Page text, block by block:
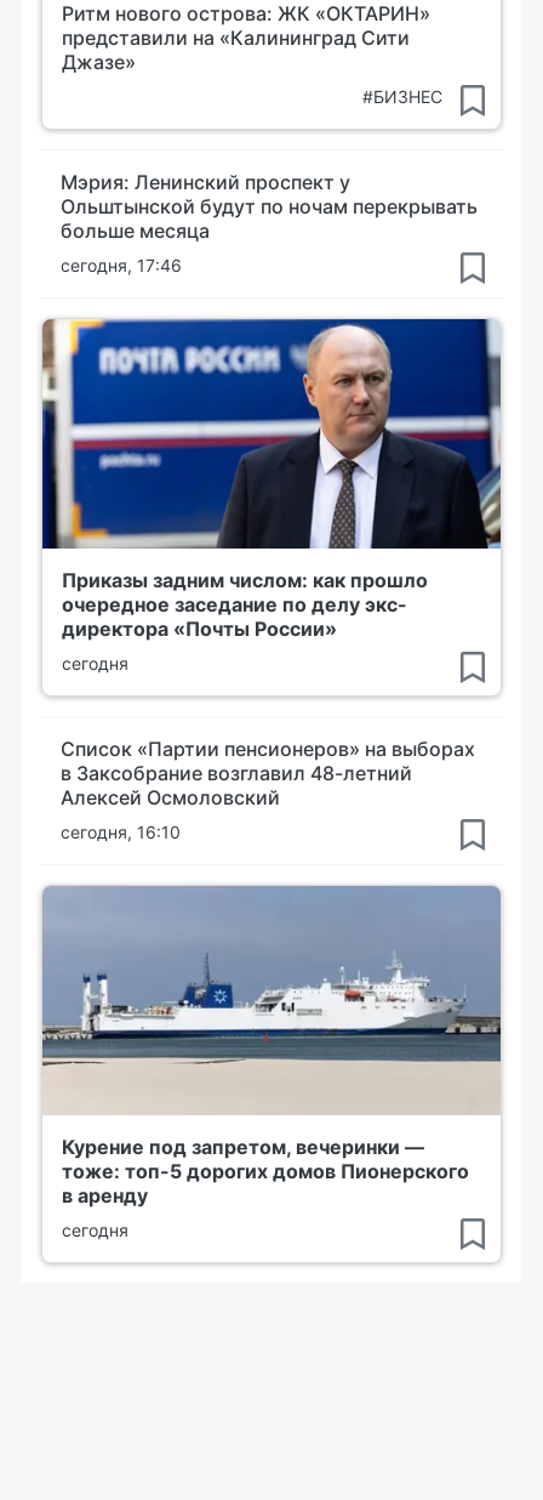
Ритм нового острова: ЖК «ОКТАРИН»
представили на «Калининград Сити
Джазе»
#БИЗНЕС
Мэрия: Ленинский проспект у
Ольштынской будут по ночам перекрывать
больше месяца
сегодня, 17:46
Приказы задним числом: как прошло
очередное заседание по делу экс-
директора «Почты России»
сегодня
Список «Партии пенсионеров» на выборах
в Заксобрание возглавил 48-летний
Алексей Осмоловский
сегодня, 16:10
Курение под запретом, вечеринки —
тоже: топ-5 дорогих домов Пионерского
в аренду
сегодня